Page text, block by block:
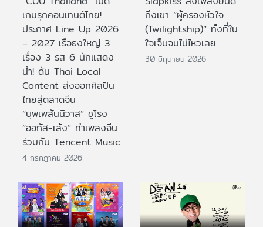
เกมรุกคอนเทนต์ไทย!
ประกาศ Line Up 2026
– 2027 เรือธงใหญ่ 3
เรื่อง 3 รส 6 นักแสดง
นำ! ดัน Thai Local
Content ส่งออกศิลปิน
ไทยสู่ตลาดจีน
“บุพเพสันนิวาส” ชูโรง
“ออกัส-เล้ง” ทำเพลงจีน
ร่วมกับ Tencent Music
4 กรกฎาคม 2026
ถึงเขา “ผู้ครองหัวใจ
(Twilightship)” ทั้งที่ใน
ใจเจ็บจนไม่ไหวเลย
30 มิถุนายน 2026